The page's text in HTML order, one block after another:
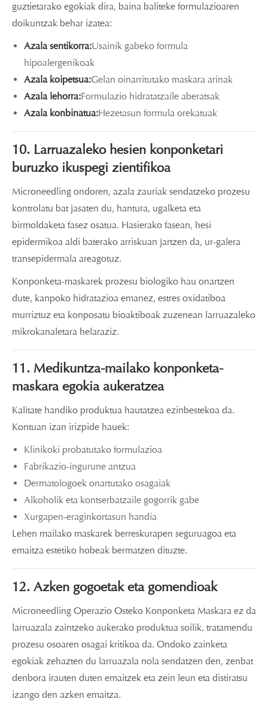
guztietarako egokiak dira, baina baliteke formulazioaren
doikuntzak behar izatea:
Azala sentikorra:Usainik gabeko formula
hipoalergenikoak
Azala koipetsua:Gelan oinarritutako maskara arinak
Azala lehorra:Formulazio hidratatzaile aberatsak
Azala konbinatua:Hezetasun formula orekatuak
10. Larruazaleko hesien konponketari
buruzko ikuspegi zientifikoa
Microneedling ondoren, azala zauriak sendatzeko prozesu
kontrolatu bat jasaten du, hantura, ugalketa eta
birmoldaketa fasez osatua. Hasierako fasean, hesi
epidermikoa aldi baterako arriskuan jartzen da, ur-galera
transepidermala areagotuz.
Konponketa-maskarek prozesu biologiko hau onartzen
dute, kanpoko hidratazioa emanez, estres oxidatiboa
murriztuz eta konposatu bioaktiboak zuzenean larruazaleko
mikrokanaletara helaraziz.
11. Medikuntza-mailako konponketa-
maskara egokia aukeratzea
Kalitate handiko produktua hautatzea ezinbestekoa da.
Kontuan izan irizpide hauek:
Klinikoki probatutako formulazioa
Fabrikazio-ingurune antzua
Dermatologoek onartutako osagaiak
Alkoholik eta kontserbatzaile gogorrik gabe
Xurgapen-eraginkortasun handia
Lehen mailako maskarek berreskurapen seguruagoa eta
emaitza estetiko hobeak bermatzen dituzte.
12. Azken gogoetak eta gomendioak
Microneedling Operazio Osteko Konponketa Maskara ez da
larruazala zaintzeko aukerako produktua soilik, tratamendu
prozesu osoaren osagai kritikoa da. Ondoko zainketa
egokiak zehazten du larruazala nola sendatzen den, zenbat
denbora irauten duten emaitzek eta zein leun eta distiratsu
izango den azken emaitza.